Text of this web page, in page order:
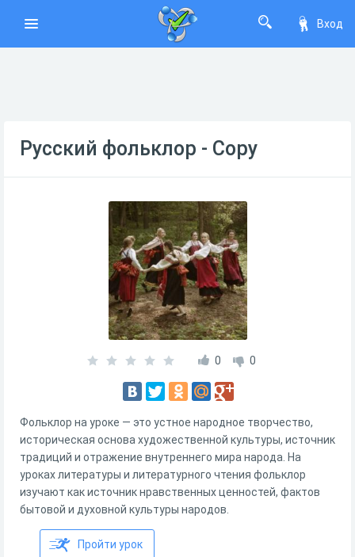
Вход
Русский фольклор - Copy
0 0
Фольклор на уроке — это устное народное творчество,
историческая основа художественной культуры, источник
традиций и отражение внутреннего мира народа. На
уроках литературы и литературного чтения фольклор
изучают как источник нравственных ценностей, фактов
бытовой и духовной культуры народов.
Пройти урок